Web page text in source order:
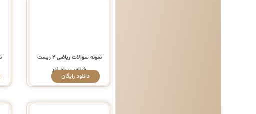
نمونه سوالات ریاضی ۲ زیست
شناسی پیام نور
دانلود رایگان